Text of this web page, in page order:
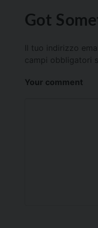
Got
Il tuo indirizzo
campi obbligatori
Your comment